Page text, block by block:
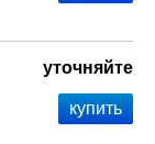
уточняйте